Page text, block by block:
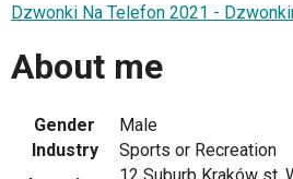
Dzwonki Na Telefon 2021 -
About me
Gender
Male
Industry
Sports or Recreation